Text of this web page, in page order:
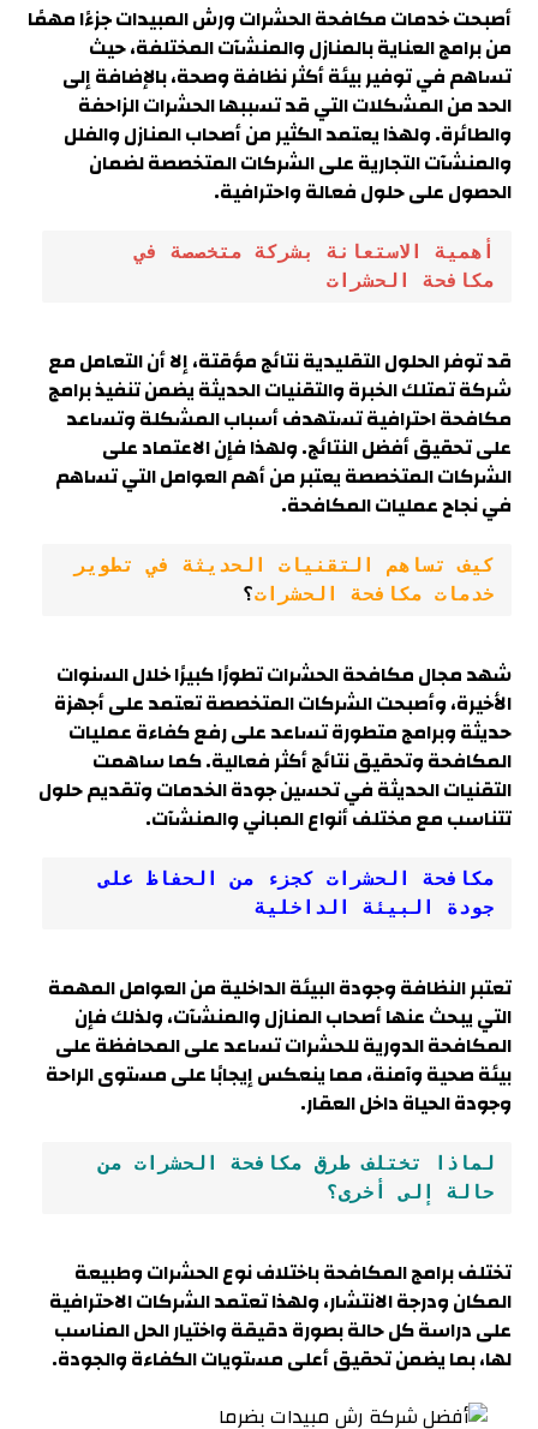
أصبحت خدمات مكافحة الحشرات ورش المبيدات جزءًا مهمًا
من برامج العناية بالمنازل والمنشآت المختلفة، حيث
تساهم في توفير بيئة أكثر نظافة وصحة، بالإضافة إلى
الحد من المشكلات التي قد تسببها الحشرات الزاحفة
والطائرة. ولهذا يعتمد الكثير من أصحاب المنازل والفلل
والمنشآت التجارية على الشركات المتخصصة لضمان
الحصول على حلول فعالة واحترافية.
أهمية الاستعانة بشركة متخصصة في
مكافحة الحشرات
قد توفر الحلول التقليدية نتائج مؤقتة، إلا أن التعامل مع
شركة تمتلك الخبرة والتقنيات الحديثة يضمن تنفيذ برامج
مكافحة احترافية تستهدف أسباب المشكلة وتساعد
على تحقيق أفضل النتائج. ولهذا فإن الاعتماد على
الشركات المتخصصة يعتبر من أهم العوامل التي تساهم
في نجاح عمليات المكافحة.
خدمات مكافحة الحشرات؟
شهد مجال مكافحة الحشرات تطورًا كبيرًا خلال السنوات
الأخيرة، وأصبحت الشركات المتخصصة تعتمد على أجهزة
حديثة وبرامج متطورة تساعد على رفع كفاءة عمليات
المكافحة وتحقيق نتائج أكثر فعالية. كما ساهمت
التقنيات الحديثة في تحسين جودة الخدمات وتقديم حلول
تتناسب مع مختلف أنواع المباني والمنشآت.
مكافحة الحشرات كجزء من الحفاظ على
جودة البيئة الداخلية
تعتبر النظافة وجودة البيئة الداخلية من العوامل المهمة
التي يبحث عنها أصحاب المنازل والمنشآت، ولذلك فإن
المكافحة الدورية للحشرات تساعد على المحافظة على
بيئة صحية وآمنة، مما ينعكس إيجابًا على مستوى الراحة
وجودة الحياة داخل العقار.
لماذا تختلف طرق مكافحة الحشرات من
حالة إلى أخرى؟
تختلف برامج المكافحة باختلاف نوع الحشرات وطبيعة
المكان ودرجة الانتشار، ولهذا تعتمد الشركات الاحترافية
على دراسة كل حالة بصورة دقيقة واختيار الحل المناسب
لها، بما يضمن تحقيق أعلى مستويات الكفاءة والجودة.